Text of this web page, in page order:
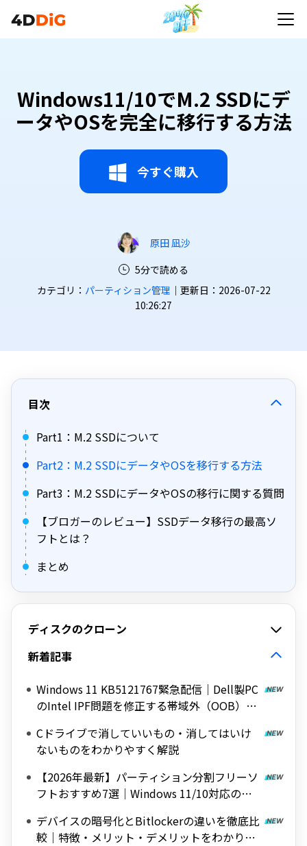
Windows11/10でM.2 SSDにデ
ータやOSを完全に移行する方法
今すぐ購入
原田 凪沙
5分で読める
カテゴリ： パーティション管理 ｜更新日：2026-07-22
10:26:27
目次
Part1：M.2 SSDについて
Part2：M.2 SSDにデータやOSを移行する方法
Part3：M.2 SSDにデータやOSの移行に関する質問
【ブロガーのレビュー】SSDデータ移行の最高ソ
フトとは？
まとめ
ディスクのクローン
新着記事
Windows 11 KB5121767緊急配信｜Dell製PC
のIntel IPF問題を修正する帯域外（OOB）ア
Cドライブで消していいもの・消してはいけ
ないものをわかりやすく解説
【2026年最新】パーティション分割フリーソ
フトおすすめ7選｜Windows 11/10対応の無
デバイスの暗号化とBitlockerの違いを徹底比
較｜特徴・メリット・デメリットをわかりや